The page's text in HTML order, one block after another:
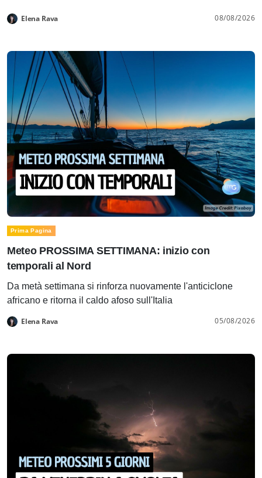
Elena Rava 08/08/2026
Prima Pagina
Meteo PROSSIMA SETTIMANA: inizio con
temporali al Nord
Da metà settimana si rinforza nuovamente l'anticiclone
africano e ritorna il caldo afoso sull'Italia
Elena Rava 05/08/2026